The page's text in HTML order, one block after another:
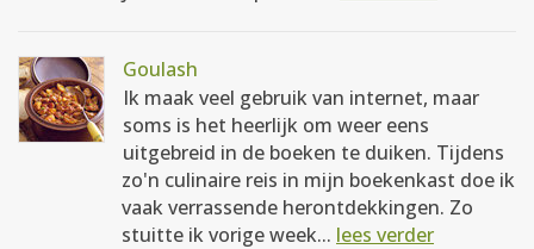
Goulash
Ik maak veel gebruik van internet, maar
soms is het heerlijk om weer eens
uitgebreid in de boeken te duiken. Tijdens
zo'n culinaire reis in mijn boekenkast doe ik
vaak verrassende herontdekkingen. Zo
stuitte ik vorige week... lees verder